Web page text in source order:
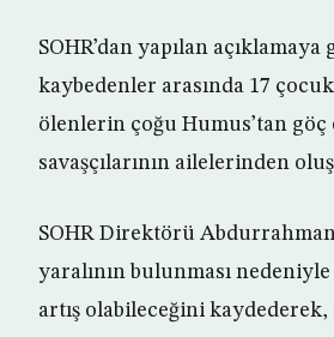
SOHR’dan yapılan açıklamaya
kaybedenler arasında 17
ölenlerin çoğu Humus’tan göç
savaşçılarının ailelerinden
SOHR Direktörü
yaralının bulunması nedeniyle
artış olabileceğini